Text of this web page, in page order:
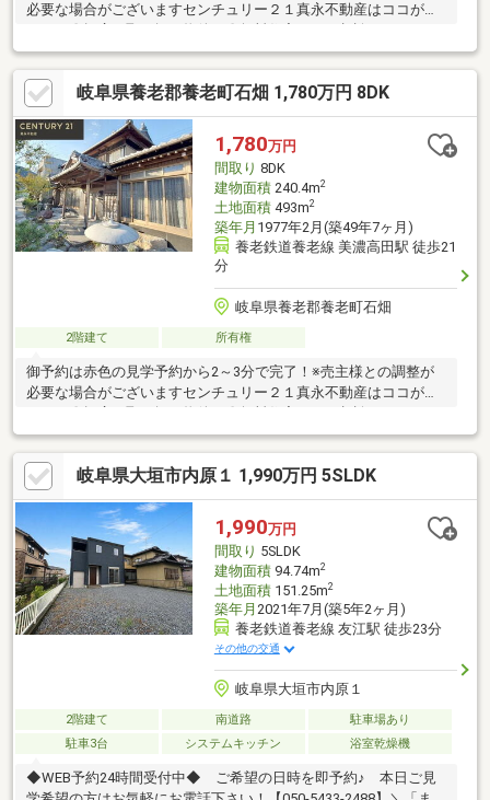
必要な場合がございますセンチュリー２１真永不動産はココがお
〇地域最大級の営業スタッフ数！〇キッズスペース完備！〇不動
産以外の知識も豊富です！営業時間9：30～18：00 (定休日：水
曜日)この時間帯はお電話でのお問い合わせがスムーズにご案内で
きます。
岐阜県養老郡養老町石畑 1,780万円 8DK
1,780万円
間取り 8DK
建物面積240.4m2
土地面積493m2
築年月 1977年2月(築49年7ヶ月)
養老鉄道養老線 美濃高田駅 徒歩21
分
岐阜県養老郡養老町石畑
2階建て 所有権
御予約は赤色の見学予約から2～3分で完了！※売主様との調整が
必要な場合がございますセンチュリー２１真永不動産はココがお
すすめ〇幅広い取り扱い物件！〇無料住宅ローン相談できます！
〇地域最大級の営業スタッフ数！〇キッズスペース完備！〇不動
産以外の知識も豊富です！営業時間9：30～18：00 (定休日：水
曜日)この時間帯はお電話でのお問い合わせがスムーズにご案内で
きます。
岐阜県大垣市内原１ 1,990万円 5SLDK
1,990万円
間取り 5SLDK
建物面積94.74m2
土地面積151.25m2
築年月 2021年7月(築5年2ヶ月)
養老鉄道養老線 友江駅 徒歩23分
その他の交通
岐阜県大垣市内原１
2階建て 南道路
駐車場あり
駐車3台
システムキッチン 浴室乾燥機
◆WEB予約24時間受付中◆ ご希望の日時を即予約♪ 本日ご見